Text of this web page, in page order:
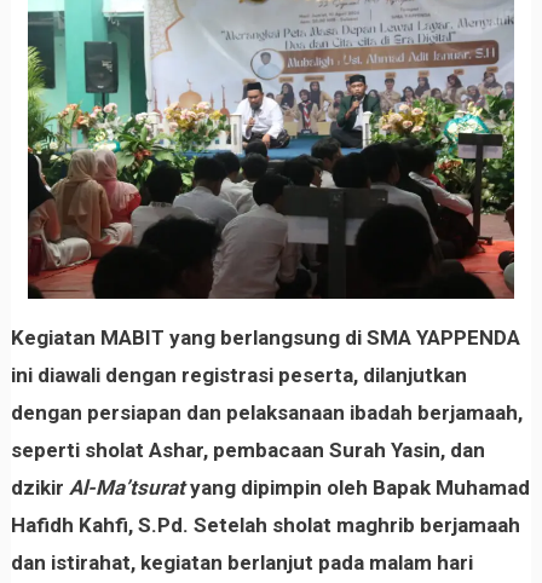
Kegiatan MABIT yang berlangsung di SMA YAPPENDA
ini diawali dengan registrasi peserta, dilanjutkan
dengan persiapan dan pelaksanaan ibadah berjamaah,
seperti sholat Ashar, pembacaan Surah Yasin, dan
dzikirAl-Ma’tsuratyang dipimpin oleh Bapak Muhamad
Hafidh Kahfi, S.Pd. Setelah sholat maghrib berjamaah
dan istirahat, kegiatan berlanjut pada malam hari